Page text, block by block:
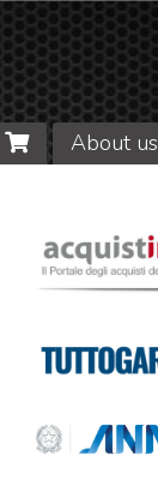
About us